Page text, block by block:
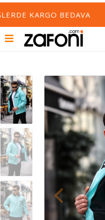
KARGO BEDAVA